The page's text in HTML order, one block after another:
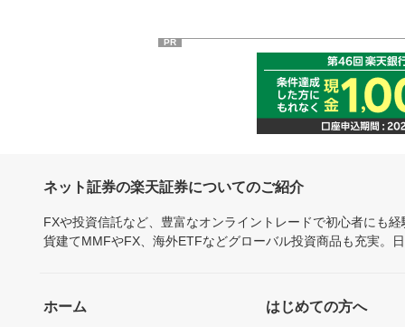
PR
ネット証券の楽天証券についてのご紹介
FXや投資信託など、豊富なオンライントレードで初心者にも
貨建てMMFやFX、海外ETFなどグローバル投資商品も充実。
ホーム はじめての方へ